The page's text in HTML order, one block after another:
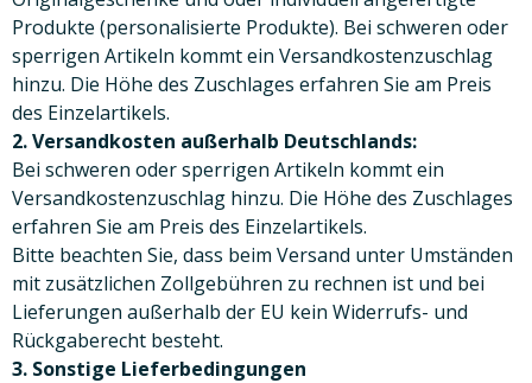
Produkte (personalisierte Produkte). Bei schweren oder
sperrigen Artikeln kommt ein Versandkostenzuschlag
hinzu. Die Höhe des Zuschlages erfahren Sie am Preis
des Einzelartikels.
2. Versandkosten außerhalb Deutschlands:
Bei schweren oder sperrigen Artikeln kommt ein
Versandkostenzuschlag hinzu. Die Höhe des Zuschlages
erfahren Sie am Preis des Einzelartikels.
Bitte beachten Sie, dass beim Versand unter Umständen
mit zusätzlichen Zollgebühren zu rechnen ist und bei
Lieferungen außerhalb der EU kein Widerrufs- und
Rückgaberecht besteht.
3. Sonstige Lieferbedingungen